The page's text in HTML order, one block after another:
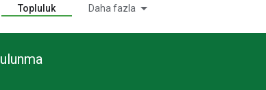
Topluluk Daha fazla